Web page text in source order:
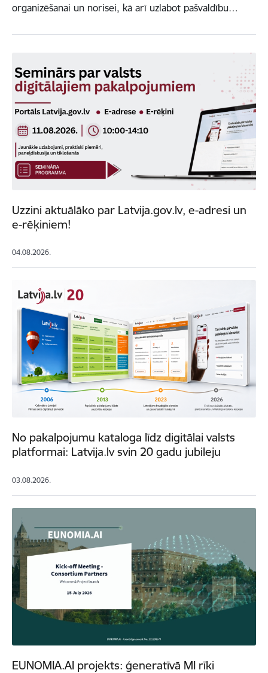
organizēšanai un norisei, kā arī uzlabot pašvaldību…
Uzzini aktuālāko par Latvija.gov.lv, e-adresi un
e-rēķiniem!
04.08.2026.
No pakalpojumu kataloga līdz digitālai valsts
platformai: Latvija.lv svin 20 gadu jubileju
03.08.2026.
EUNOMIA.AI projekts: ģeneratīvā MI rīki